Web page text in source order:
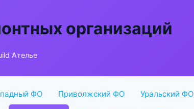
организаций
Ателье
ФО Приволжский ФО Уральский ФО